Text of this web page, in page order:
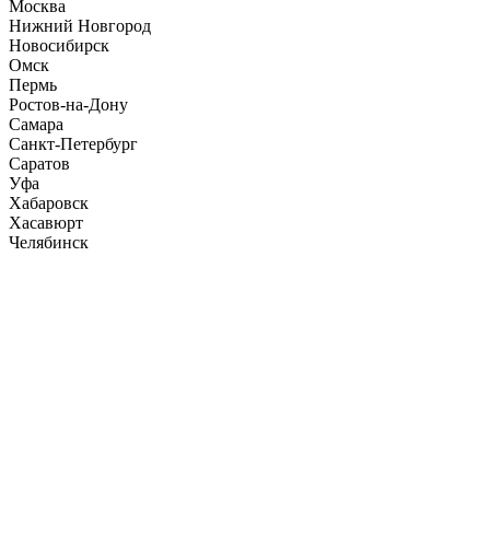
Москва
Нижний Новгород
Новосибирск
Омск
Пермь
Ростов-на-Дону
Самара
Санкт-Петербург
Саратов
Уфа
Хабаровск
Хасавюрт
Челябинск